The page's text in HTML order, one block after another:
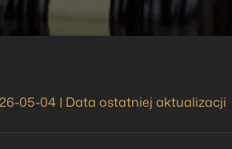
05-04 | Data ostatniej aktualizacji